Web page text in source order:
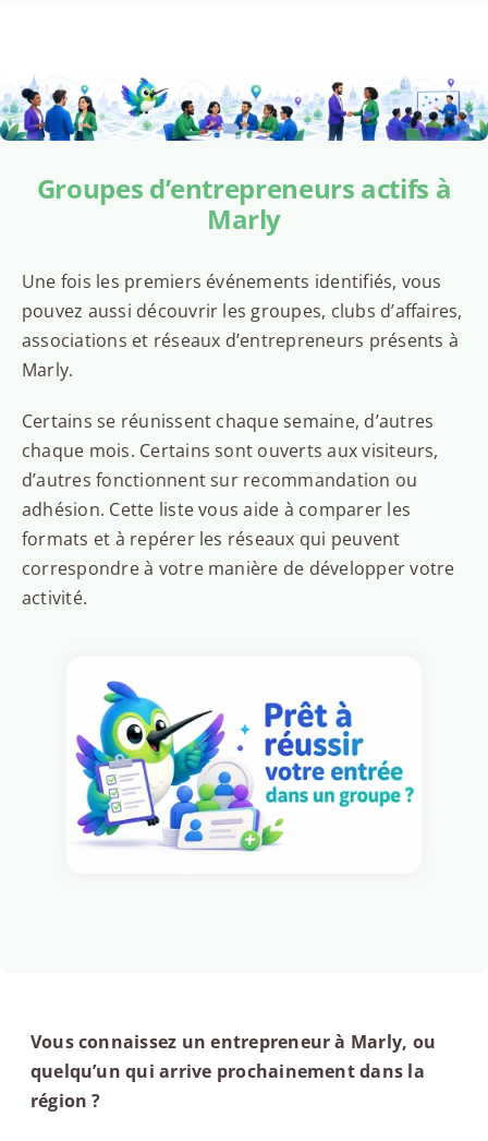
Groupes d’entrepreneurs actifs à
Marly
Une fois les premiers événements identifiés, vous
pouvez aussi découvrir les groupes, clubs d’affaires,
associations et réseaux d’entrepreneurs présents à
Marly.
Certains se réunissent chaque semaine, d’autres
chaque mois. Certains sont ouverts aux visiteurs,
d’autres fonctionnent sur recommandation ou
adhésion. Cette liste vous aide à comparer les
formats et à repérer les réseaux qui peuvent
correspondre à votre manière de développer votre
activité.
Vous connaissez un entrepreneur à Marly, ou
quelqu’un qui arrive prochainement dans la
région ?